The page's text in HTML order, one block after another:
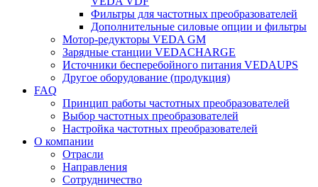
Фильтры для частотных преобразователей
Дополнительные силовые опции и фильтры
Мотор-редукторы VEDA GM
Зарядные станции VEDACHARGE
Источники бесперебойного питания VEDAUPS
Другое оборудование (продукция)
FAQ
Принцип работы частотных преобразователей
Выбор частотных преобразователей
Настройка частотных преобразователей
О компании
Отрасли
Направления
Сотрудничество